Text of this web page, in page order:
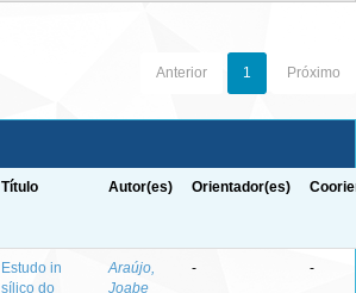
Anterior 1 Próximo
Título Autor(es) Orientador(es)
Estudo in
sílico do
Araújo,
Joabe
- -